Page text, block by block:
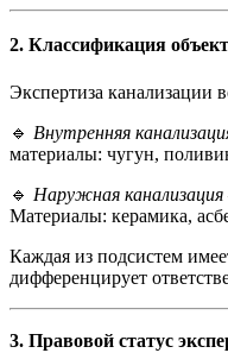
2. Классификация
Экспертиза канализации
🔹 Внутренняя
материалы: чугун,
🔹 Наружная канализация
Материалы: керамика,
Каждая из подсистем
дифференцирует
3. Правовой статус